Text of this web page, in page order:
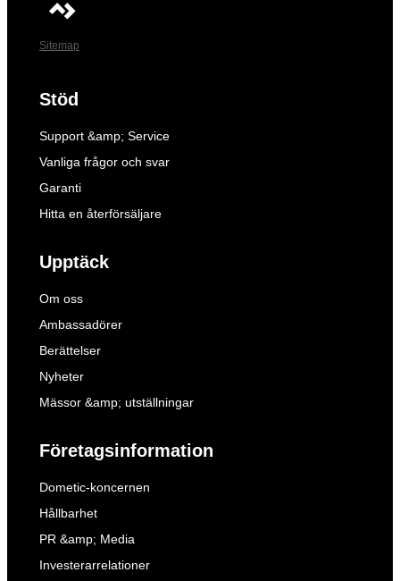
Sitemap
Stöd
Support &amp; Service
Vanliga frågor och svar
Garanti
Hitta en återförsäljare
Upptäck
Om oss
Ambassadörer
Berättelser
Nyheter
Mässor &amp; utställningar
Företagsinformation
Dometic-koncernen
Hållbarhet
PR &amp; Media
Investerarrelationer